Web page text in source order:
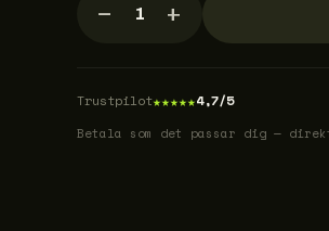
− 1 +
Trustpilot★★★★★4,7/5
Betala som det passar dig —